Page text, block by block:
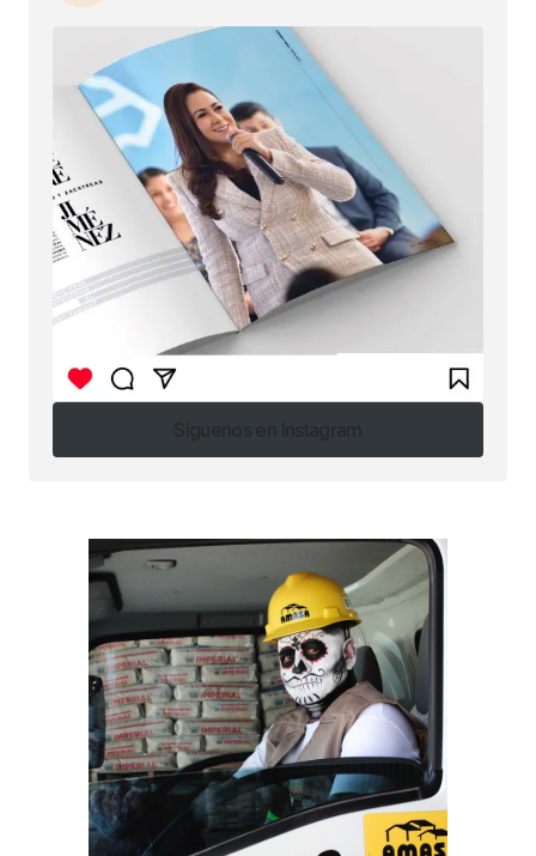
Síguenos en Instagram